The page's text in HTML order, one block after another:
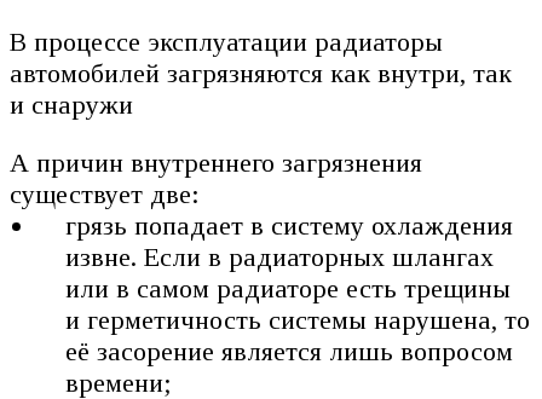
В процессе эксплуатации радиаторы
автомобилей загрязняются как внутри, так
и снаружи
А причин внутреннего загрязнения
существует две:
грязь попадает в систему охлаждения
извне. Если в радиаторных шлангах
или в самом радиаторе есть трещины
и герметичность системы нарушена, то
её засорение является лишь вопросом
времени;